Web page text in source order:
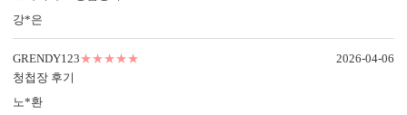
7가지, 퀄리티의 차이
가공 없는 엽서형, 2단 청첩장도 다 같은 퀄리티가 아닙니다.
청첩장은 화면만 보고 고르면 놓치는 부분이 많습니다.
주문 전에 아래 7가지는 꼭 확인해 보세요.
강*은
GRENDY123★★★★★
청첩장 후기
노*환
2026-04-06